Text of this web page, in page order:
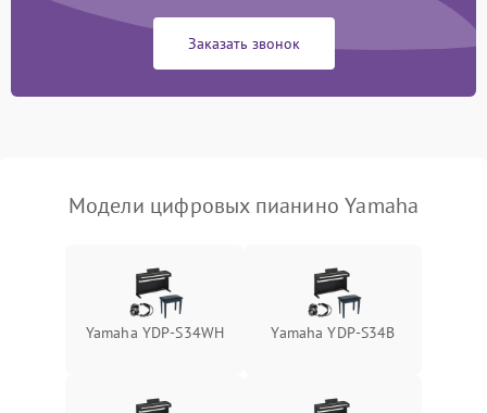
Заказать звонок
Модели цифровых пианино Yamaha
Yamaha YDP-S34WH Yamaha YDP-S34B